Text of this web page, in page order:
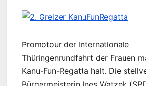
Promotour der Internationale
Thüringenrundfahrt der Frauen
Kanu-Fun-Regatta halt. Die